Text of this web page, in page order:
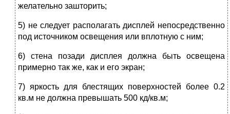
желательно зашторить;
5) не следует располагать дисплей непосредственно
под источником освещения или вплотную с ним;
6) стена позади дисплея должна быть освещена
примерно так же, как и его экран;
7) яркость для блестящих поверхностей более 0.2
кв.м не должна превышать 500 кд/кв.м;